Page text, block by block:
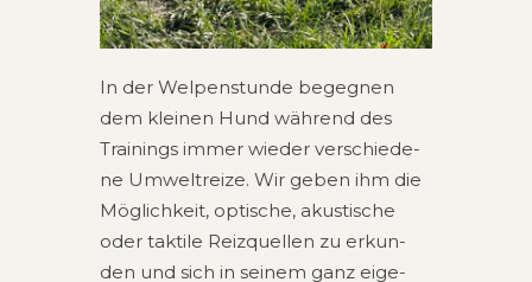
In der Wel­pen­stun­de begeg­nen
dem klei­nen Hund wäh­rend des
Trai­nings immer wie­der ver­schie­de­
ne Umwelt­rei­ze. Wir geben ihm die
Mög­lich­keit, opti­sche, akus­ti­sche
oder tak­ti­le Reiz­quel­len zu erkun­
den und sich in sei­nem ganz eige­